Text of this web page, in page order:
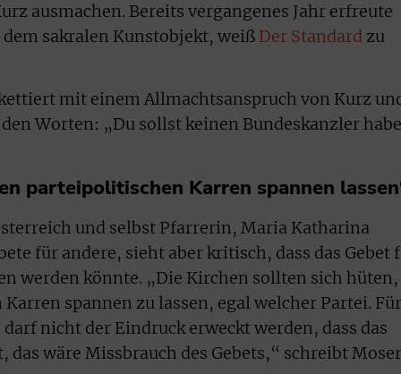
ausmachen. Bereits vergangenes Jahr erfreute
sakralen Kunstobjekt, weiß Der Standard zu
mit einem Allmachtsanspruch von Kurz
Worten: „Du sollst keinen Bundeskanzler
parteipolitischen Karren spannen
und selbst Pfarrerin, Maria Katharina
für andere, sieht aber kritisch, dass das Gebet
werden könnte. „Die Kirchen sollten sich hüten,
spannen zu lassen, egal welcher Partei. Für
nicht der Eindruck erweckt werden, dass das
das wäre Missbrauch des Gebets,“ schreibt Moser